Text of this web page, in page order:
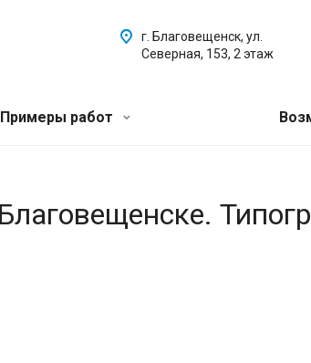
г. Благовещенск, ул.
Северная, 153, 2 этаж
Примеры работ